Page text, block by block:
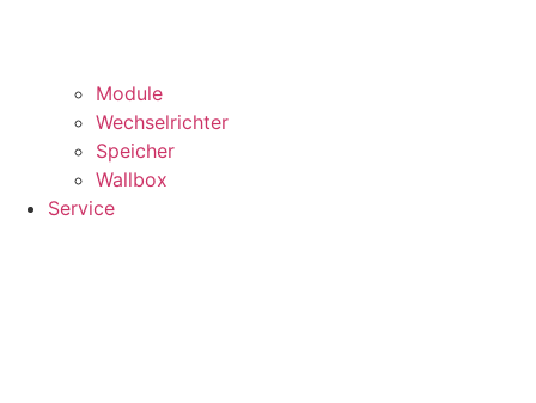
Module
Wechselrichter
Speicher
Wallbox
Service